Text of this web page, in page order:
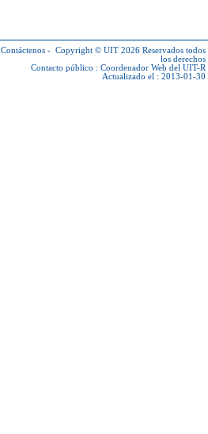
Contáctenos - Copyright © UIT 2026 Reservados todos
los derechos
Contacto público : Coordenador Web del UIT-R
Actualizado el : 2013-01-30